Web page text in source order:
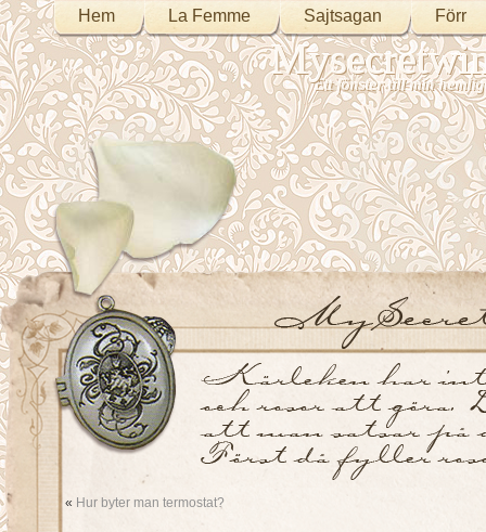
Hem La Femme Sajtsagan Förr
Ett fönster till min
« Hur byter man termostat?